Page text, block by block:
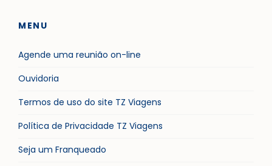
MENU
Agende uma reunião on-line
Ouvidoria
Termos de uso do site TZ Viagens
Política de Privacidade TZ Viagens
Seja um Franqueado